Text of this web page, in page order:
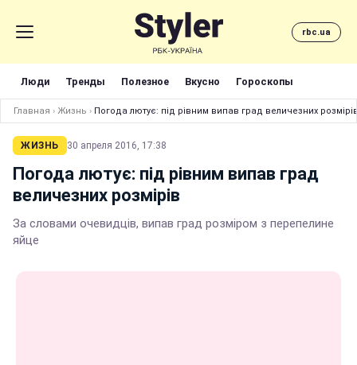
rbc.ua
Люди Тренды Полезное Вкусно Гороскопы
Главная › Жизнь › Погода лютує: під рівним випав град величезних
ЖИЗНЬ 30 апреля 2016, 17:38
Погода лютує: під рівним випав град
величезних розмірів
За словами очевидців, випав град розміром з перепелине
яйце